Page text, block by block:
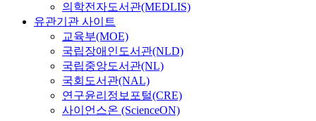
의학전자도서관(MEDLIS)
유관기관 사이트
교육부(MOE)
국립장애인도서관(NLD)
국립중앙도서관(NL)
국회도서관(NAL)
연구윤리정보포털(CRE)
사이언스온 (ScienceON)